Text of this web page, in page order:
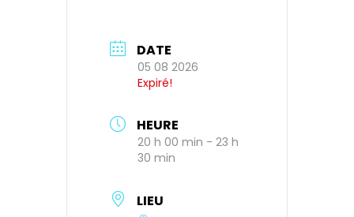
DATE
05 08 2026
Expiré!
HEURE
20 h 00 min - 23 h
30 min
LIEU